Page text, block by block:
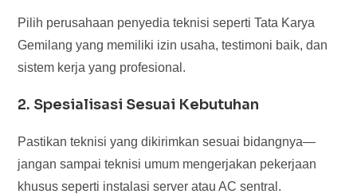
Pilih perusahaan penyedia teknisi seperti Tata Karya
Gemilang yang memiliki izin usaha, testimoni baik, dan
sistem kerja yang profesional.
2. Spesialisasi Sesuai Kebutuhan
Pastikan teknisi yang dikirimkan sesuai bidangnya—
jangan sampai teknisi umum mengerjakan pekerjaan
khusus seperti instalasi server atau AC sentral.